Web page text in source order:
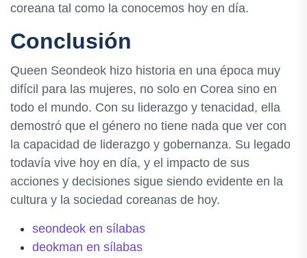
coreana tal como la conocemos hoy en día.
Conclusión
Queen Seondeok hizo historia en una época muy
difícil para las mujeres, no solo en Corea sino en
todo el mundo. Con su liderazgo y tenacidad, ella
demostró que el género no tiene nada que ver con
la capacidad de liderazgo y gobernanza. Su legado
todavía vive hoy en día, y el impacto de sus
acciones y decisiones sigue siendo evidente en la
cultura y la sociedad coreanas de hoy.
seondeok en sílabas
deokman en sílabas